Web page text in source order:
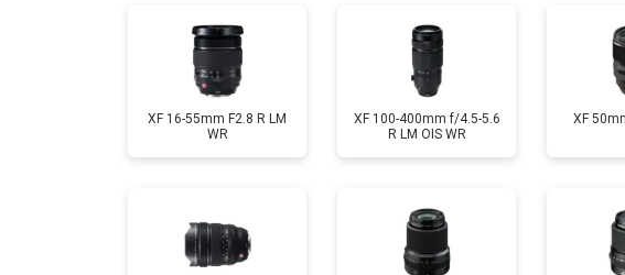
XF 16-55mm F2.8 R LM
WR
XF 100-400mm f/4.5-5.6
R LM OIS WR
XF